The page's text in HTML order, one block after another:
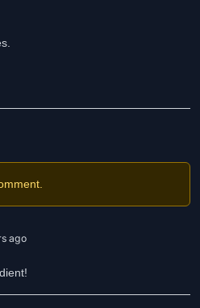
des Songs passen.
und würde mich über einen
zu religiös ist und den Regeln
ago